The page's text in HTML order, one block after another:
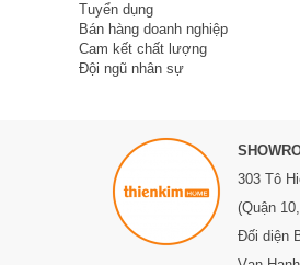
Tuyển dụng
Bán hàng doanh nghiệp
Cam kết chất lượng
Đội ngũ nhân sự
303 Tô
(Quận
Đối diện